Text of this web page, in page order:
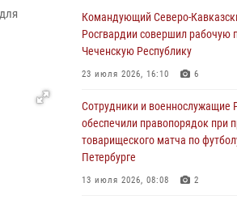
Росгвардейцы провели
для участников сбора
(видео)
06 августа 2026, 12:00
В Курске росгвардейцы
митинге, посвященном второй
вторжения ВСУ на территорию
06 августа 2026, 11:56
Командующий Северо-
Росгвардии совершил рабочую
Чеченскую Республику
23 июля 2026, 16:10 6
Сотрудники и военнослужащие
обеспечили правопорядок при
товарищеского матча по
Петербурге
13 июля 2026, 08:08 2